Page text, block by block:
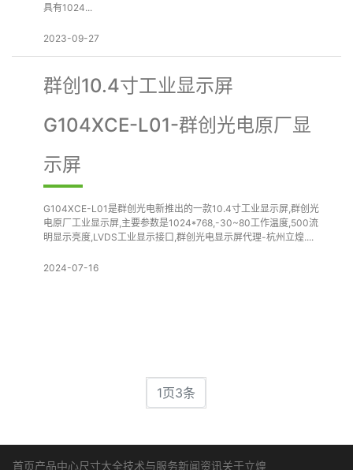
具有1024...
2023-09-27
群创10.4寸工业显示屏
G104XCE-L01-群创光电原厂显
示屏
G104XCE-L01是群创光电新推出的一款10.4寸工业显示屏,群创光
电原厂工业显示屏,主要参数是1024*768,-30~80工作温度,500流
明显示亮度,LVDS工业显示接口,群创光电显示屏代理-杭州立煌....
2024-07-16
1页3条
首页产品中心尺寸大全技术与服务新闻资讯关于立煌